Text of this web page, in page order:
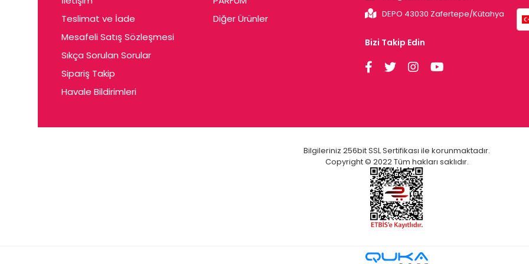
Cerin
Ceta
Ceyda
Chris
Ciey
Cleo
Teslimat ve İade
Mesafeli Satış Sözleşmesi
Sıkça Sorulan Sorular
Sipariş Takip
Havale Bildirimleri
Diğer Ürünler
DEPO 43030 Zafertepe/Kütahya
Bizi Takip Edin
Bilgileriniz 256bit SSL Sertifikası ile korunmaktadır.
Copyright © 2022 Tüm hakları saklıdır.